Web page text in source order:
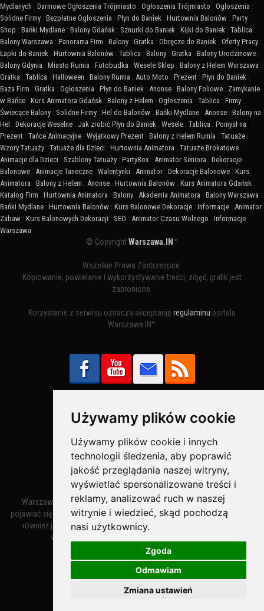
Używamy plików cookie
Używamy plików cookie i innych
technologii śledzenia, aby poprawić
jakość przeglądania naszej witryny,
wyświetlać spersonalizowane treści i
reklamy, analizować ruch w naszej
witrynie i wiedzieć, skąd pochodzą
nasi użytkownicy.
Zgoda
Odmawiam
Zmiana ustawień
Mydlanych : Darmowe Ogłoszenia Trójmiasto : Ogłoszenia Trójmiasto : Ogłoszenia :
Solidne Firmy : Bezpłatne Ogłoszenia : Płyn do Baniek : Hurtownia Balonów : Party
Shop : Bańki Mydlane : Balony Gdańsk : Sznurki do Baniek : Kijki do Baniek : Tablica :
Balony Warszawa : Panorama Firm : Balony : Gratka : Obręcze do Baniek : Oferty Pracy :
Łapki do Baniek : Hurtownia Balonów : Tablica : Balony : Gratka : Balony Urodzinowe :
Balony Gdynia : Miasto Rumia : Fotobudka : Wesele Sklep : Balony z Helem Warszawa :
Gratka : Tablica : Halloween : Balony Rumia : Auto Moto : Prezent : Płyn do Baniek :
Baza Firm : Gratka : Ogłoszenia : Płyn do Baniek : Anonse : Balony Foliowe : Zamykanie
w Bańce : Kurs Animatora Gdańsk : Balony z Helem : Ogłoszenia : Tablica : Firmy :
Świecące Balony : Solidne Firmy : Hel do Balonów : Bańki Mydlane : Anonse : Balony na
Hel : Dekoracje Weselne : Jak zrobić Płyn do Baniek : Wesele : Tablica : Pomysł na
Prezent : Tańce Animacyjne : Wyjątkowy Prezent : Balony z Helem Rumia : Tatuaże :
Wzory Tatuaży : Tatuaże dla Dzieci : Hurtownia Animatora : Tatuaże Brokatowe :
Animacje dla Dzieci : Szablony Tatuaży : PartyBox : Animator Seniora : Dekoracje
Balonowe : Animacje Taneczne : Walentynki : Animator : Dekoracje Balonowe : Kurs
Animatora : Balony z Helem : Anonse : Hurtownia Balonów : Kurs Animatora Gdańsk :
Katalog Firm : Hurtownia Animatora : Balony : Akademia Animatora : Balony Warszawa :
Bańki Mydlane : Hurtownia Balonów : Kurs Balonowe Dekoracje : Informacje : Animator
Zabaw : Kurs Balonowych Dekoracji : SEO : Animator Czasu Wolnego : Informacje
Warszawa
© CopyrightWarszawa.IN ™
Wszelkie Prawa Zastrzeżone.
Kopiowanie, powielanie i wykorzystywanie treści, zdjęć, grafik jest
zabronione.
Korzystanie z serwisu oznacza akceptację regulaminu portalu
Warszawa.IN™
Bezpieczne Płatności obsługuje:
Warszawa – miasto stołeczne Warszawa. Nazwa miasta zaczęła
pojawiać się w dokumentach w XIV wieku jako Warszewa, a od XV wieku
również jako Warszowa. Zmiana nazwy na Warszawa w XV wieku
wynikała z mazowieckiej wymowy dialektycznej.